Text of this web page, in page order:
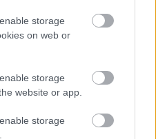
storage
on web or
storage
website or app.
storage
készítette. A filmet az
be november 21-én. A
változatban is látható